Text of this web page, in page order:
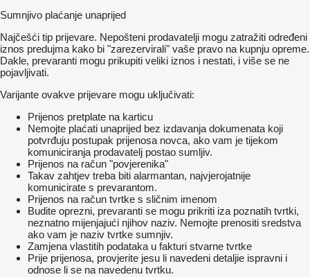
Sumnjivo plaćanje unaprijed
Najčešći tip prijevare. Nepošteni prodavatelji mogu zatražiti određeni
iznos predujma kako bi "zarezervirali" vaše pravo na kupnju opreme.
Dakle, prevaranti mogu prikupiti veliki iznos i nestati, i više se ne
pojavljivati.
Varijante ovakve prijevare mogu uključivati:
Prijenos pretplate na karticu
Nemojte plaćati unaprijed bez izdavanja dokumenata koji
potvrđuju postupak prijenosa novca, ako vam je tijekom
komuniciranja prodavatelj postao sumljiv.
Prijenos na račun "povjerenika"
Takav zahtjev treba biti alarmantan, najvjerojatnije
komunicirate s prevarantom.
Prijenos na račun tvrtke s sličnim imenom
Budite oprezni, prevaranti se mogu prikriti iza poznatih tvrtki,
neznatno mijenjajući njihov naziv. Nemojte prenositi sredstva
ako vam je naziv tvrtke sumnjiv.
Zamjena vlastitih podataka u fakturi stvarne tvrtke
Prije prijenosa, provjerite jesu li navedeni detaljie ispravni i
odnose li se na navedenu tvrtku.